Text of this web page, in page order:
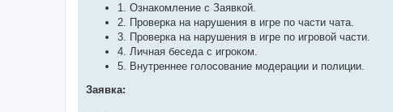
1. Ознакомление с Заявкой.
2. Проверка на нарушения в игре по части чата.
3. Проверка на нарушения в игре по игровой части.
4. Личная беседа с игроком.
5. Внутреннее голосование модерации и полиции.
Заявка: